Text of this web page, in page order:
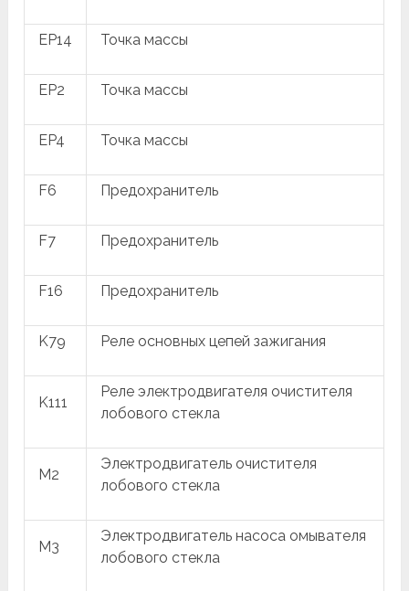
EP14 Точка массы
EP2 Точка массы
EP4 Точка массы
F6 Предохранитель
F7 Предохранитель
F16 Предохранитель
K79 Реле основных цепей зажигания
K111
Реле электродвигателя очистителя
лобового стекла
M2
Электродвигатель очистителя
лобового стекла
M3
Электродвигатель насоса омывателя
лобового стекла